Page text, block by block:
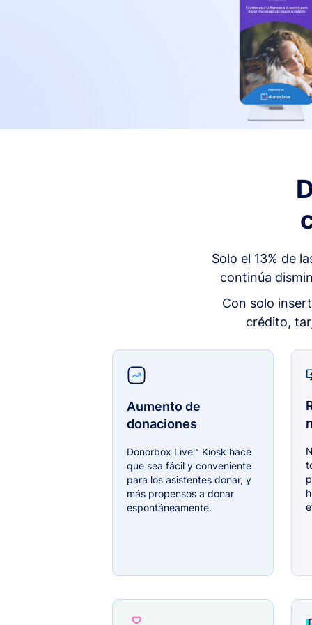
Solo el 13% de
continúa
Con solo
crédito,
Aumento de
donaciones
Donorbox Live™ Kiosk hace
que sea fácil y conveniente
para los asistentes donar, y
más propensos a donar
espontáneamente.